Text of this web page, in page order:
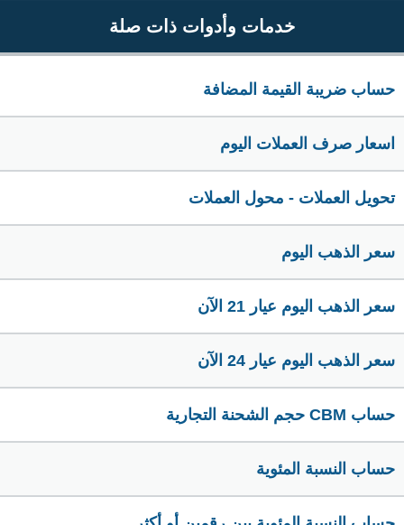
خدمات وأدوات ذات صلة
حساب ضريبة القيمة المضافة
اسعار صرف العملات اليوم
تحويل العملات - محول العملات
سعر الذهب اليوم
سعر الذهب اليوم عيار 21 الآن
سعر الذهب اليوم عيار 24 الآن
حساب CBM حجم الشحنة التجارية
حساب النسبة المئوية